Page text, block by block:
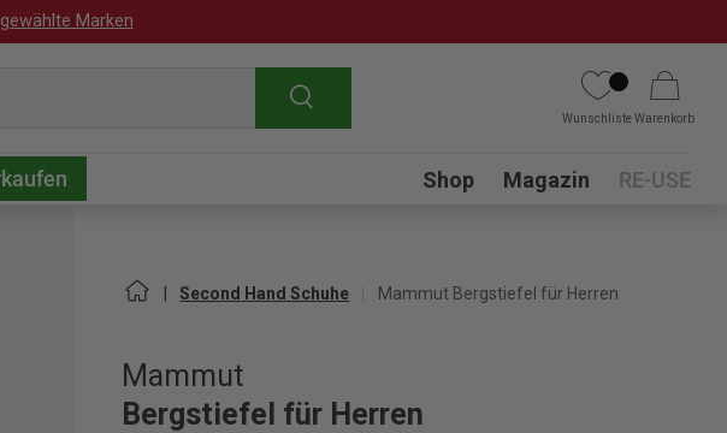
Marken
Suchen
WunschlisteWarenkorb
Submenu
Shop Magazin RE-USE
Second Hand Schuhe Mammut Bergstiefel für Herren
Mammut
Bergstiefel für Herren